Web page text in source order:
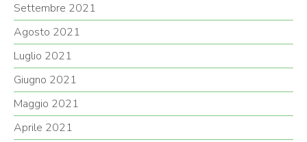
Settembre 2021
Agosto 2021
Luglio 2021
Giugno 2021
Maggio 2021
Aprile 2021